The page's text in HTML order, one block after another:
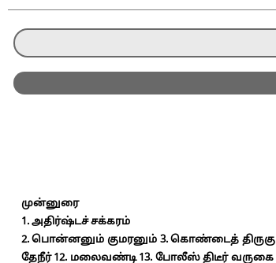
முன்னுரை
1. அதிர்ஷ்டச் சக்கரம்
2. பொன்னனும் குமரனும் 3. கொண்டைத் திருகு
தேநீர் 12. மலைவண்டி 13. போலீஸ் திடீர் வருகை